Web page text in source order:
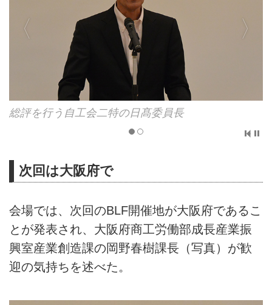
総評を行う自工会二特の日髙委員長
次回は大阪府で
会場では、次回のBLF開催地が大阪府であるこ
とが発表され、大阪府商工労働部成長産業振
興室産業創造課の岡野春樹課長（写真）が歓
迎の気持ちを述べた。